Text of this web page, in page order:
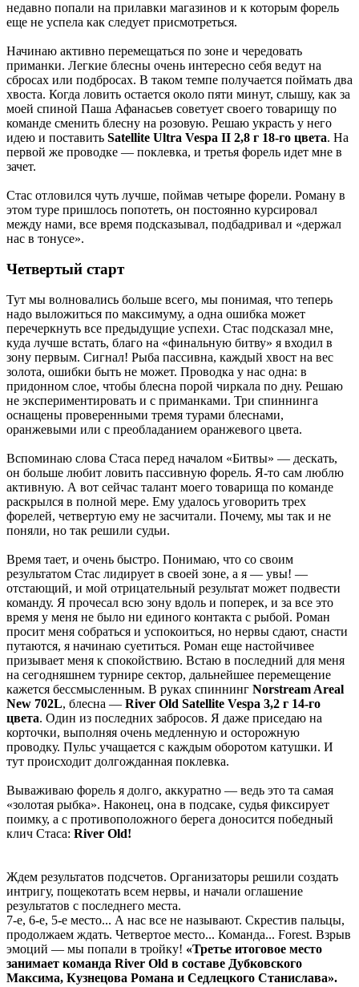
недавно попали на прилавки магазинов и к которым форель
еще не успела как следует присмотреться.
Начинаю активно перемещаться по зоне и чередовать
приманки. Легкие блесны очень интересно себя ведут на
сбросах или подбросах. В таком темпе получается поймать два
хвоста. Когда ловить остается около пяти минут, слышу, как за
моей спиной Паша Афанасьев советует своего товарищу по
команде сменить блесну на розовую. Решаю украсть у него
идею и поставить Satellite Ultra Vespa II 2,8 г 18-го цвета. На
первой же проводке — поклевка, и третья форель идет мне в
зачет.
Стас отловился чуть лучше, поймав четыре форели. Роману в
этом туре пришлось попотеть, он постоянно курсировал
между нами, все время подсказывал, подбадривал и «держал
нас в тонусе».
Четвертый старт
Тут мы волновались больше всего, мы понимая, что теперь
надо выложиться по максимуму, а одна ошибка может
перечеркнуть все предыдущие успехи. Стас подсказал мне,
куда лучше встать, благо на «финальную битву» я входил в
зону первым. Сигнал! Рыба пассивна, каждый хвост на вес
золота, ошибки быть не может. Проводка у нас одна: в
придонном слое, чтобы блесна порой чиркала по дну. Решаю
не экспериментировать и с приманками. Три спиннинга
оснащены проверенными тремя турами блеснами,
оранжевыми или с преобладанием оранжевого цвета.
Вспоминаю слова Стаса перед началом «Битвы» — дескать,
он больше любит ловить пассивную форель. Я-то сам люблю
активную. А вот сейчас талант моего товарища по команде
раскрылся в полной мере. Ему удалось уговорить трех
форелей, четвертую ему не засчитали. Почему, мы так и не
поняли, но так решили судьи.
Время тает, и очень быстро. Понимаю, что со своим
результатом Стас лидирует в своей зоне, а я — увы! —
отстающий, и мой отрицательный результат может подвести
команду. Я прочесал всю зону вдоль и поперек, и за все это
время у меня не было ни единого контакта с рыбой. Роман
просит меня собраться и успокоиться, но нервы сдают, снасти
путаются, я начинаю суетиться. Роман еще настойчивее
призывает меня к спокойствию. Встаю в последний для меня
на сегодняшнем турнире сектор, дальнейшее перемещение
кажется бессмысленным. В руках спиннинг Norstream Areal
New 702L, блесна — River Old Satellite Vespa 3,2 г 14-го
цвета. Один из последних забросов. Я даже приседаю на
корточки, выполняя очень медленную и осторожную
проводку. Пульс учащается с каждым оборотом катушки. И
тут происходит долгожданная поклевка.
Вываживаю форель я долго, аккуратно — ведь это та самая
«золотая рыбка». Наконец, она в подсаке, судья фиксирует
поимку, а с противоположного берега доносится победный
клич Стаса: River Old!
Ждем результатов подсчетов. Организаторы решили создать
интригу, пощекотать всем нервы, и начали оглашение
результатов с последнего места.
7-е, 6-е, 5-е место... А нас все не называют. Скрестив пальцы,
продолжаем ждать. Четвертое место... Команда... Forest. Взрыв
эмоций — мы попали в тройку! «Третье итоговое место
занимает команда River Old в составе Дубковского
Максима, Кузнецова Романа и Седлецкого Станислава».